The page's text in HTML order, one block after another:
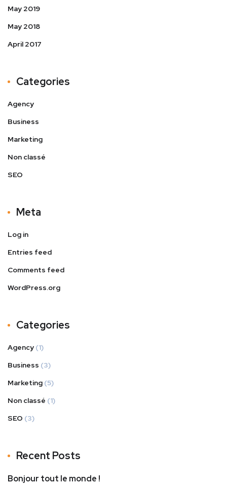
May 2019
May 2018
April 2017
Categories
Agency
Business
Marketing
Non classé
SEO
Meta
Log in
Entries feed
Comments feed
WordPress.org
Categories
Agency (1)
Business (3)
Marketing (5)
Non classé (1)
SEO (3)
Recent Posts
Bonjour tout le monde !